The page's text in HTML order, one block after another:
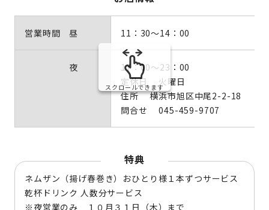
営業時間 昼 11：30～14：00
夜
17：00～23：00
定休日 火曜日
住所 横浜市旭区中尾2-2-18
問合せ 045-459-9707
スクロールできます
特典
ネムザン（揚げ春巻き）おひとり様１本ずつサービス
乾杯ドリンク 人数分サービス
※夜営業のみ １０月３１日（木）まで